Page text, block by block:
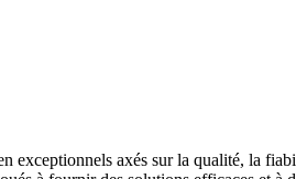
exceptionnels axés sur la qualité, la